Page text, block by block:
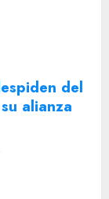
del
alianza